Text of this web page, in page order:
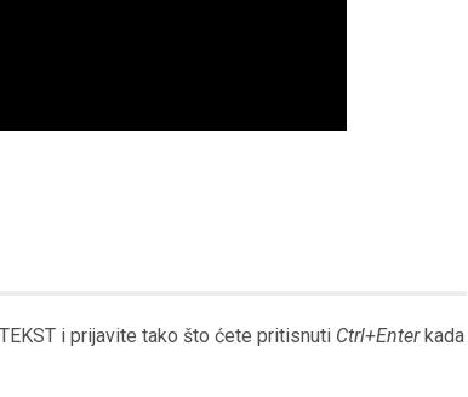
i prijavite tako što ćete pritisnuti Ctrl+Enterkada